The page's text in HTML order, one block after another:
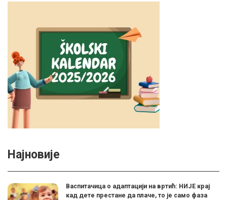
Најновије
Васпитачица о адаптацији на вртић: НИЈЕ крај
кад дете престане да плаче, то је само фаза